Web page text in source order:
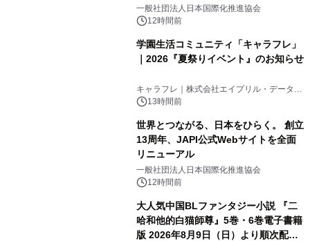
をリリース
一般社団法人日本国際化推進協会
12時間前
学園生活コミュニティ「キャラフレ」
｜2026『夏祭りイベント』のお知らせ
キャラフレ｜株式会社エイプリル・データ・
デザインズ
13時間前
世界とつながる、日本をひらく。 創立
13周年、JAPI公式Webサイトを全面
リニューアル
一般社団法人日本国際化推進協会
12時間前
大人気中国BLファンタジー小説 『二
哈和他的白猫師尊』5巻・6巻電子書籍
版 2026年8月9日（日）より順次配信